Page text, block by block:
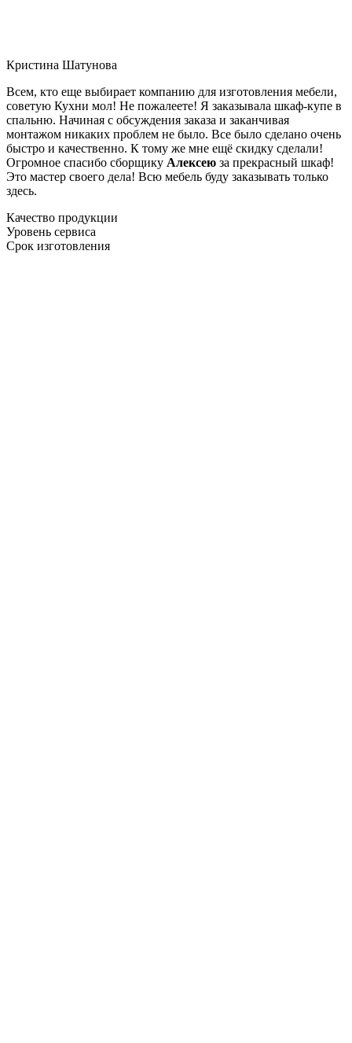
Кристина Шатунова
Всем, кто еще выбирает компанию для изготовления мебели,
советую Кухни мол! Не пожалеете! Я заказывала шкаф-купе в
спальню. Начиная с обсуждения заказа и заканчивая
монтажом никаких проблем не было. Все было сделано очень
быстро и качественно. К тому же мне ещё скидку сделали!
Огромное спасибо сборщику Алексею за прекрасный шкаф!
Это мастер своего дела! Всю мебель буду заказывать только
здесь.
Качество продукции
Уровень сервиса
Срок изготовления